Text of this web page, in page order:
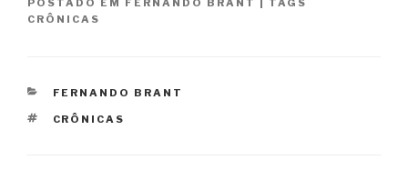
CRÔNICAS
CATEGORIAS
FERNANDO BRANT
TAGS
CRÔNICAS